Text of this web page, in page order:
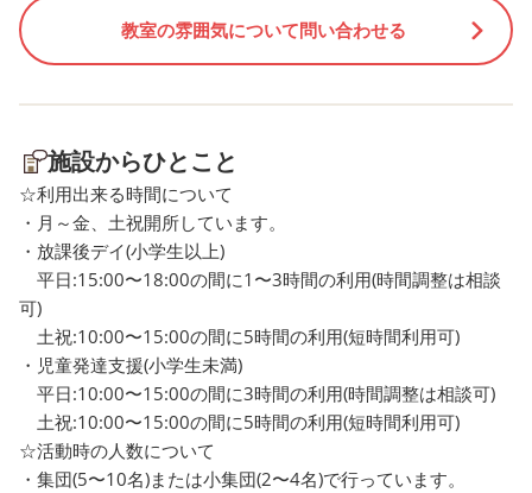
保護者様からの評価 児童発達
支援
https://drive.google.com/file/d/
0k5HwCtBb/view?
イサービス
https://drive.google.com/file/d/1gvpAJxSFGYWWeIWh-
keJ9m9clXVpW0xx/view?
usp=drive_link . 事業所にお
ける自己評価総括表(児発)
https://drive.google.com/file/d/
usp=drive_link . 事業所にお
ける自己評価総括表(放デイ)
https://drive.google.com/file/d/11-
8dTUYn9nliYJaRtbxP9dgZbI-
lUGNe/view?usp=drive_link
寂しさを感じたので次回
もう少し豪華にしていこ
なとも思います😂 スタ
ッズでは見学やご相談事
あります！ 利用や見学を
さい！
教室の雰囲気について問い合わせる
施設からひとこと
☆利用出来る時間について
・月～金、土祝開所しています。
・放課後デイ(小学生以上)
平日:15:00〜18:00の間に1〜3時間の利用(時間調整は相談
可)
土祝:10:00〜15:00の間に5時間の利用(短時間利用可)
・児童発達支援(小学生未満)
平日:10:00〜15:00の間に3時間の利用(時間調整は相談可)
土祝:10:00〜15:00の間に5時間の利用(短時間利用可)
☆活動時の人数について
・集団(5〜10名)または小集団(2〜4名)で行っています。